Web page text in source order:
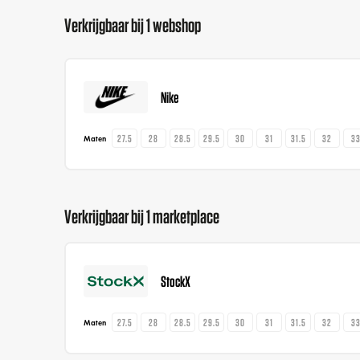
Verkrijgbaar bij 1 webshop
Nike
Maten 27.5 28 28.5 29.5 30 31 31.5 32 33
Verkrijgbaar bij 1 marketplace
StockX
Maten 27.5 28 28.5 29.5 30 31 31.5 32 33